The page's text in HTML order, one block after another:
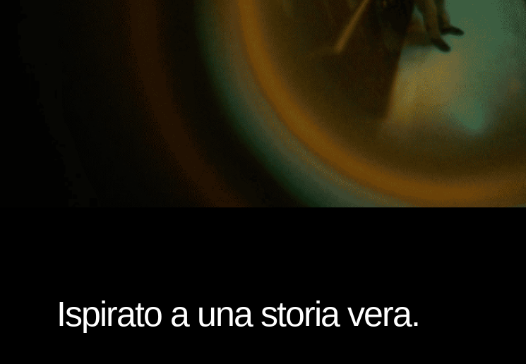
Ispirato a una storia vera.